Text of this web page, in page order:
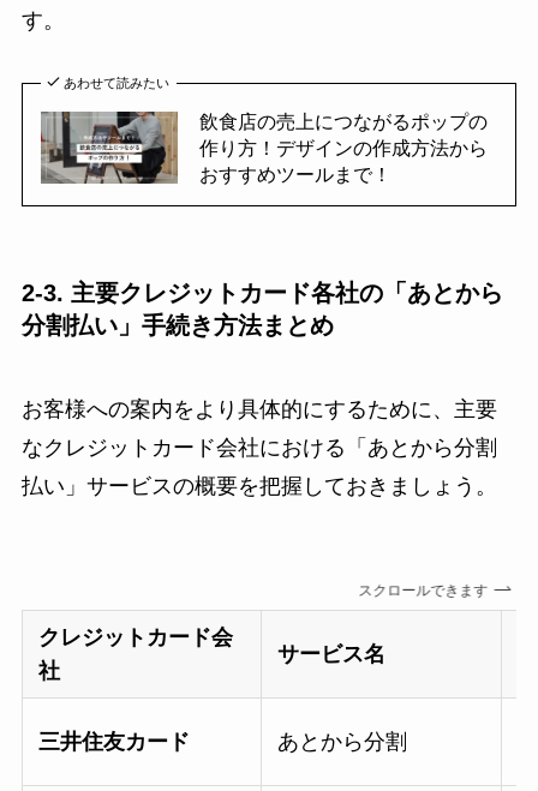
す。
あわせて読みたい
飲食店の売上につながるポップの
作り方！デザインの作成方法から
おすすめツールまで！
2-3. 主要クレジットカード各社の「あとから
分割払い」手続き方法まとめ
お客様への案内をより具体的にするために、主要
なクレジットカード会社における「あとから分割
払い」サービスの概要を把握しておきましょう。
スクロールできます
クレジットカード会
社
サービス名
三井住友カード あとから分割